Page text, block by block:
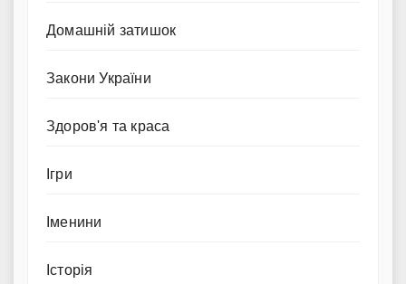
Домашній затишок
Закони України
Здоров'я та краса
Ігри
Іменини
Історія